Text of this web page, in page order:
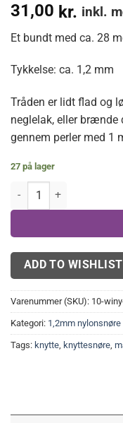
31,00 kr. inkl.
Et bundt med ca. 28
Tykkelse: ca. 1,2 mm
Tråden er lidt flad og
neglelak, eller brænde
gennem perler med 1
27 på lager
Nylon snøre olivengrøn,
ADD TO WISHLIST
Varenummer (SKU): 10-
Kategori: 1,2mm nylonsnøre
Tags: knytte knyttesnøre